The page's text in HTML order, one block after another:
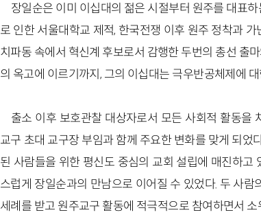
장일순은 이미 이십대의 젊은 시절부터 원주를 대표
로 인한 서울대학교 제적, 한국전쟁 이후 원주 정착과
치파동 속에서 혁신계 후보로서 감행한 두번의 총선 출
의 옥고에 이르기까지, 그의 이십대는 극우반공체제에
출소 이후 보호관찰 대상자로서 모든 사회적 활동
교구 초대 교구장 부임과 함께 주요한 변화를 맞게 되었
된 사람들을 위한 평신도 중심의 교회 설립에 매진하
스럽게 장일순과의 만남으로 이어질 수 있었다. 두 사
세례를 받고 원주교구 활동에 적극적으로 참여하면서